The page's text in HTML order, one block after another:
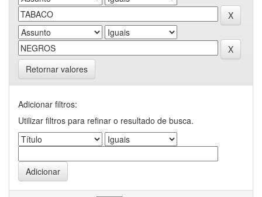
Retornar valores
Adicionar filtros:
Utilizar filtros para refinar o resultado de busca.